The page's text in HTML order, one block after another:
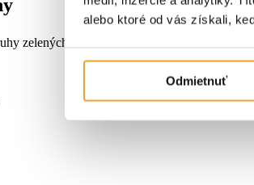
alebo ktoré od vás získali,
Odmietnuť
zelených striech